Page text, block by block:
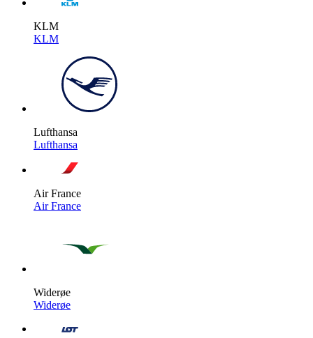
KLM
KLM
Lufthansa
Lufthansa
Air France
Air France
Widerøe
Widerøe